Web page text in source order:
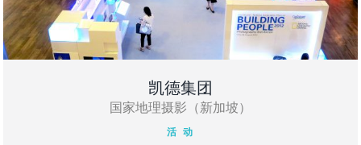
凯德集团
国家地理摄影（新加坡）
活 动